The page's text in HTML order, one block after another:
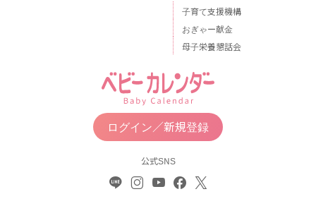
子育て支援機構
おぎゃー献金
母子栄養懇話会
ログイン／新規登録
公式SNS